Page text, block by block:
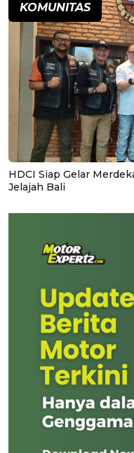
KOMUNITAS
HDCI Siap Gelar
Jelajah Bali